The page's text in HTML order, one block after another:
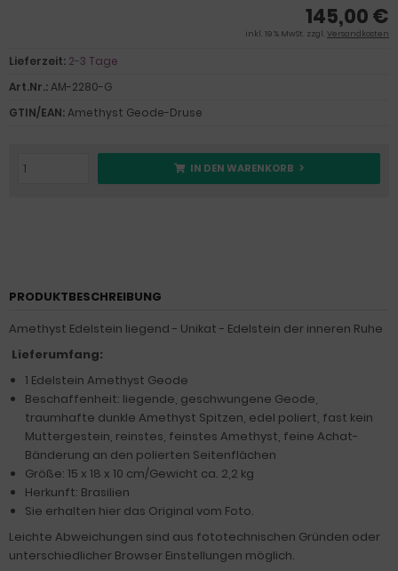
145,00 €
inkl. 19 % MwSt. zzgl. Versandkosten
Lieferzeit: 2-3 Tage
Art.Nr.:AM-2280-G
GTIN/EAN:Amethyst Geode-Druse
IN DEN WARENKORB
PRODUKTBESCHREIBUNG
Amethyst Edelstein liegend - Unikat - Edelstein der inneren Ruhe
Lieferumfang:
1 Edelstein Amethyst Geode
Beschaffenheit: liegende, geschwungene Geode,
traumhafte dunkle Amethyst Spitzen, edel poliert, fast kein
Muttergestein, reinstes, feinstes Amethyst, feine Achat-
Bänderung an den polierten Seitenflächen
Größe: 15 x 18 x 10 cm/Gewicht ca. 2,2 kg
Herkunft: Brasilien
Sie erhalten hier das Original vom Foto.
Leichte Abweichungen sind aus fototechnischen Gründen oder
unterschiedlicher Browser Einstellungen möglich.